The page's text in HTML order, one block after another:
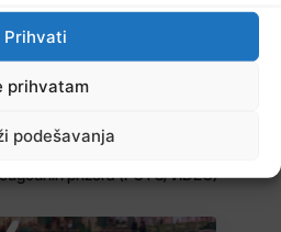
Prihvati
prihvatam
podešavanja
prizora (FOTO/VIDEO)